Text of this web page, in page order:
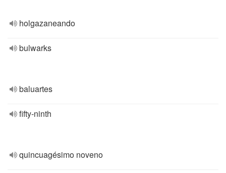
holgazaneando
bulwarks
baluartes
fifty-ninth
quincuagésimo noveno